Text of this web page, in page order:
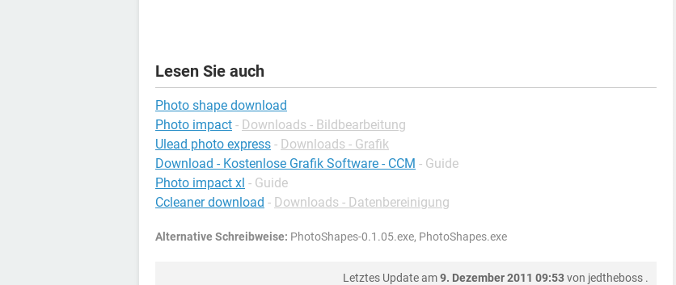
Lesen Sie auch
Photo shape download
Photo impact - Downloads - Bildbearbeitung
Ulead photo express - Downloads - Grafik
Download - Kostenlose Grafik Software - CCM - Guide
Photo impact xl - Guide
Ccleaner download - Downloads - Datenbereinigung
Alternative Schreibweise: PhotoShapes-0.1.05.exe, PhotoShapes.exe
Letztes Update am9. Dezember 2011 09:53von jedtheboss .